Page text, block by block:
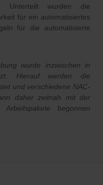
Unterteilt wurden die
für ein automatisiertes
für die automatisierte
wurde inzwischen in
Hierauf werden die
und verschiedene NAC-
daher zeitnah mit der
begonnen